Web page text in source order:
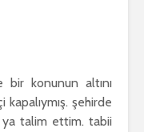
bir konunun altını
şehirde
talim ettim. tabii